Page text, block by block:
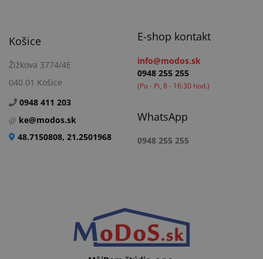
Košice
Žižkova 3774/4E
040 01 Košice
0948 411 203
ke@modos.sk
48.7150808, 21.2501968
E-shop kontakt
info@modos.sk
0948 255 255
(Po - Pi, 8 - 16:30 hod.)
WhatsApp
0948 255 255